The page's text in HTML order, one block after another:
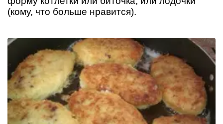
(кому, что больше нравится).